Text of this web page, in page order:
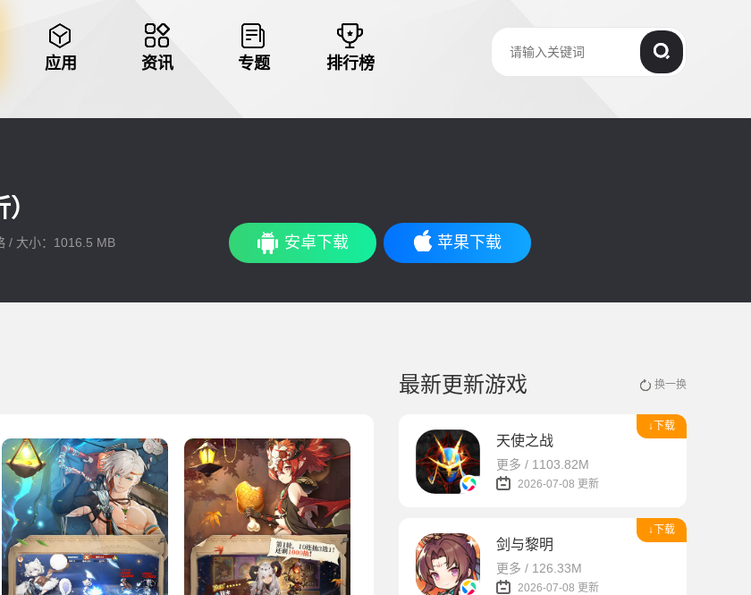
应用 资讯 专题 排行榜
/ 大小：1016.5 MB 安卓下载 苹果下载
最新更新游戏 换一换
↓下载
天使之战
更多 / 1103.82M
2026-07-08 更新
↓下载
剑与黎明
更多 / 126.33M
2026-07-08 更新